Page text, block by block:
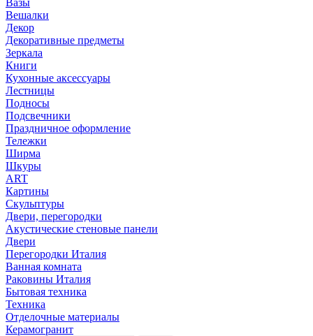
Вазы
Вешалки
Декор
Декоративные предметы
Зеркала
Книги
Кухонные аксессуары
Лестницы
Подносы
Подсвечники
Праздничное оформление
Тележки
Ширма
Шкуры
ART
Картины
Скульптуры
Двери, перегородки
Акустические стеновые панели
Двери
Перегородки Италия
Ванная комната
Раковины Италия
Бытовая техника
Техника
Отделочные материалы
Керамогранит